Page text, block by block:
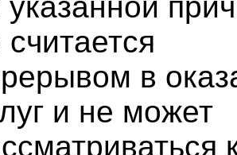
указанной
считается
в
и не может